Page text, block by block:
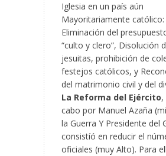
Iglesia en un país aún
Mayoritariamente católico:
Eliminación del
“culto y clero”, Disolución
jesuitas, prohibición de
festejos católicos, y
del matrimonio civil y del
La Reforma del Ejército,
cabo por Manuel Azaña
la Guerra Y Presidente del
consistíó en reducir el
oficiales (muy Alto). Para